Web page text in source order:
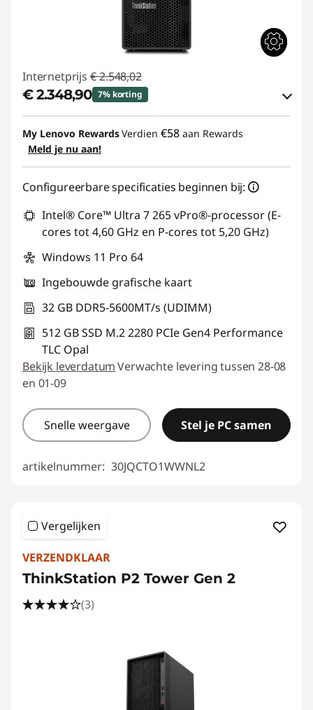
Internetprijs € 2.548,02
€ 2.348,90 7% korting
eCoupon-besparingen :-€ 199,12
eCoupon gebruiken :
My Lenovo RewardsVerdien €58 aan Rewards
Meld je nu aan!
Configureerbare specificaties beginnen bij:
Intel® Core™ Ultra 7 265 vPro®-processor (E-
cores tot 4,60 GHz en P-cores tot 5,20 GHz)
Windows 11 Pro 64
Ingebouwde grafische kaart
32 GB DDR5-5600MT/s (UDIMM)
512 GB SSD M.2 2280 PCIe Gen4 Performance
TLC Opal
Bekijk leverdatumVerwachte levering tussen 28-08
en 01-09
Snelle weergave Stel je PC samen
artikelnummer: 30JQCTO1WWNL2
Vergelijken
VERZENDKLAAR
ThinkStation P2 Tower Gen 2
(3)